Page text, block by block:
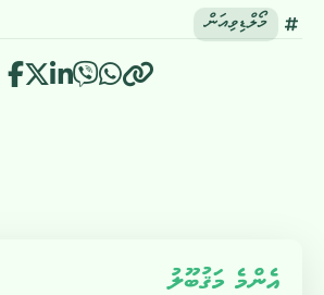
މޯލްޑިވިއަން
އެންމެ މަޤުބޫލު